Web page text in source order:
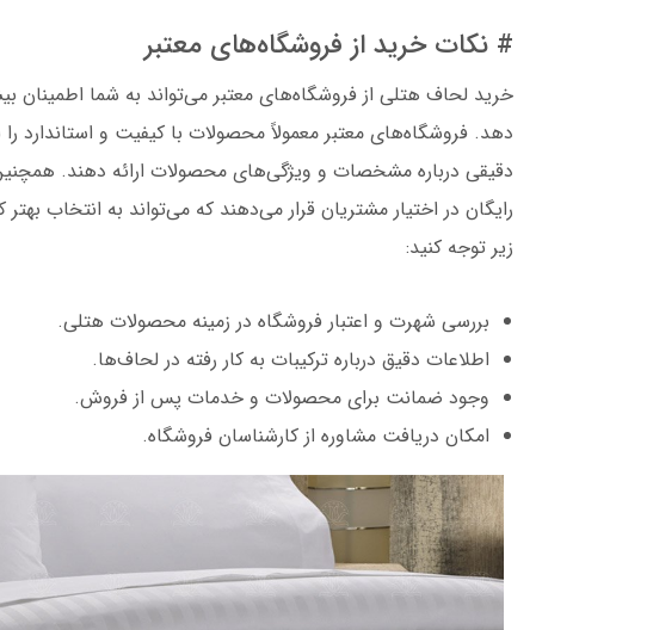
# نکات خرید از فروشگاه‌های معتبر
خرید لحاف هتلی از فروشگاه‌های معتبر می‌تواند به شما
دهد. فروشگاه‌های معتبر معمولاً محصولات با کیفیت و استاندارد
دقیقی درباره مشخصات و ویژگی‌های محصولات ارائه دهند.
رایگان در اختیار مشتریان قرار می‌دهند که می‌تواند به انتخاب
زیر توجه کنید:
بررسی شهرت و اعتبار فروشگاه در زمینه محصولات هتلی.
اطلاعات دقیق درباره ترکیبات به کار رفته در لحاف‌ها.
وجود ضمانت برای محصولات و خدمات پس از فروش.
امکان دریافت مشاوره از کارشناسان فروشگاه.